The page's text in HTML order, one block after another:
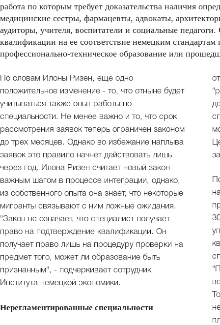
работа по которым требует доказательства наличия
медицинские сестры, фармацевты, адвокаты,
аудиторы, учителя, воспитатели и социальные
квалификации на ее соответствие немецким
профессионально-техническое образование или
По словам Илоны Ризен, еще одно
положительное изменение - то, что отныне будет
учитываться также опыт работы по
специальности. Не менее важно и то, что срок
рассмотрения заявок теперь ограничен законом
до трех месяцев. Однако во избежание наплыва
заявок это правило начнет действовать лишь
через год. Илона Ризен считает новый закон
важным шагом в процессе интеграции, однако,
из собственного опыта она знает, что некоторые
мигранты связывают с ним ложные ожидания.
"Закон не означает, что специалист получает
право на подтверждение квалификации. Он
получает право лишь на процедуру проверки на
предмет того, может ли образование быть
признанным", - подчеркивает сотрудник
Института немецкой экономики.
Нерегламентированные специальности